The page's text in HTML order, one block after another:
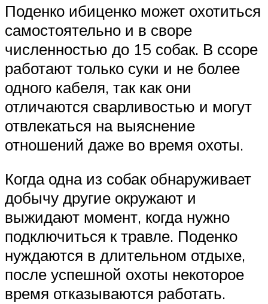
Поденко ибиценко может охотиться
самостоятельно и в своре
численностью до 15 собак. В ссоре
работают только суки и не более
одного кабеля, так как они
отличаются сварливостью и могут
отвлекаться на выяснение
отношений даже во время охоты.
Когда одна из собак обнаруживает
добычу другие окружают и
выжидают момент, когда нужно
подключиться к травле. Поденко
нуждаются в длительном отдыхе,
после успешной охоты некоторое
время отказываются работать.